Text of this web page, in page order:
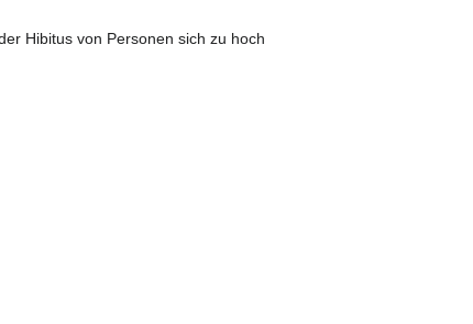
Hibitus von Personen sich zu hoch